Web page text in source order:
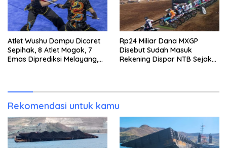
Atlet Wushu Dompu Dicoret
Sepihak, 8 Atlet Mogok, 7
Emas Diprediksi Melayang,
Rp24 Miliar Dana MXGP
Disebut Sudah Masuk
Rekening Dispar NTB Sejak
Rekomendasi untuk kamu